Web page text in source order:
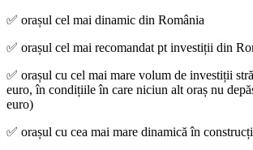
✅ orașul cel mai dinamic din România
✅ orașul cel mai recomandat pt investiții din
✅ orașul cu cel mai mare volum de investiții
euro, în condițiile în care niciun alt oraș nu
euro)
✅ orașul cu cea mai mare dinamică în